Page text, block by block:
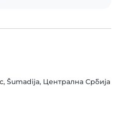
, Šumadija, Централна Србија